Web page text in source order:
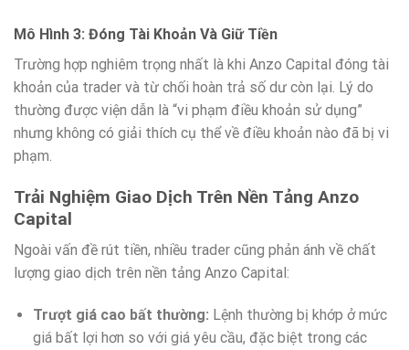
Mô Hình 3: Đóng Tài Khoản Và Giữ Tiền
Trường hợp nghiêm trọng nhất là khi Anzo Capital đóng tài
khoản của trader và từ chối hoàn trả số dư còn lại. Lý do
thường được viện dẫn là “vi phạm điều khoản sử dụng”
nhưng không có giải thích cụ thể về điều khoản nào đã bị vi
phạm.
Trải Nghiệm Giao Dịch Trên Nền Tảng Anzo
Capital
Ngoài vấn đề rút tiền, nhiều trader cũng phản ánh về chất
lượng giao dịch trên nền tảng Anzo Capital:
Trượt giá cao bất thường: Lệnh thường bị khớp ở mức
giá bất lợi hơn so với giá yêu cầu, đặc biệt trong các